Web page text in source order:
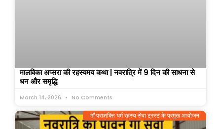
मालविका अप्सरा की रहस्यमय कथा | नवरात्रि में 9 दिन की साधना से
धन और समृद्धि
March 14, 2026 No Comments
माँ पराशक्ति धर्म रहस्य सेवा ट्रस्ट के प्रमुख आयोजन